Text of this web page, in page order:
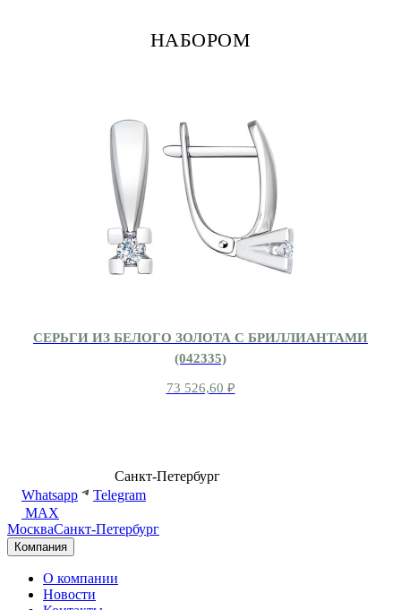
НАБОРОМ
СЕРЬГИ ИЗ БЕЛОГО ЗОЛОТА С БРИЛЛИАНТАМИ
(042335)
73 526,60 ₽
Санкт-Петербург
Whatsapp
Telegram
MAX
МоскваСанкт-Петербург
Компания
О компании
Новости